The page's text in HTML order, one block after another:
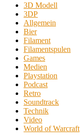
3D Modell
3DP
Allgemein
Bier
Filament
Filamentspulen
Games
Medien
Playstation
Podcast
Retro
Soundtrack
Technik
Video
World of Warcraft